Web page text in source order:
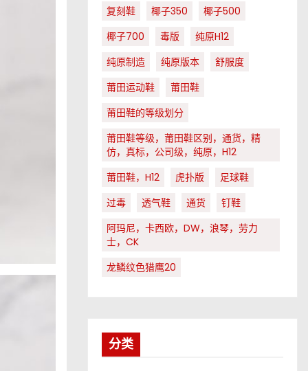
复刻鞋
椰子350
椰子500
椰子700
毒版
纯原H12
纯原制造
纯原版本
舒服度
莆田运动鞋
莆田鞋
莆田鞋的等级划分
莆田鞋等级，莆田鞋区别，通货，精
仿，真标，公司级，纯原，H12
莆田鞋，H12
虎扑版
足球鞋
过毒
透气鞋 通货
钉鞋
阿玛尼，卡西欧，DW，浪琴，劳力
士，CK
龙鳞纹色猎鹰20
分类